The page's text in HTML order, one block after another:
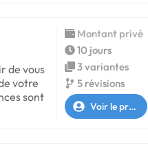
de vous
votre
sont
Montant privé
10 jours
3 variantes
5 révisions
Voir le profil